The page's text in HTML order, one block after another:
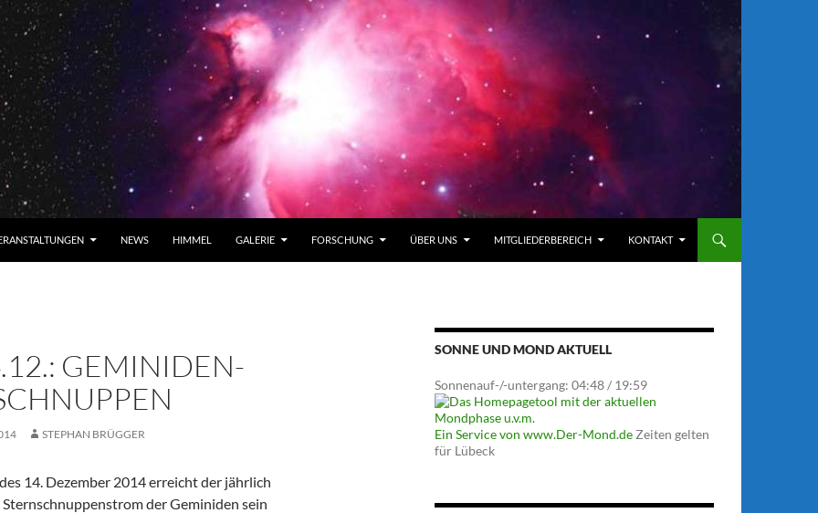
NEWS HIMMEL GALERIE FORSCHUNG ÜBER UNS MITGLIEDERBEREICH KONTAKT
GEMINIDEN-
STEPHAN BRÜGGER
14. Dezember 2014 erreicht der jährlich
der Geminiden sein
SONNE UND MOND AKTUELL
Sonnenauf-/-untergang: 04:48 / 19:59
Ein Service von www.Der-Mond.de Zeiten gelten
für Lübeck